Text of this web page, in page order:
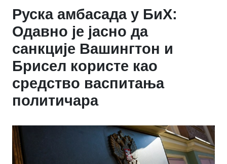
Руска амбасада у БиХ:
Одавно је јасно да
санкције Вашингтон и
Брисел користе као
средство васпитања
политичара